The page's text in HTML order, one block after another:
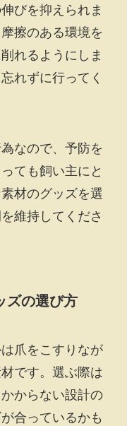
びを抑えられま
擦のある環境を
れるようにしま
れずに行ってく
なので、予防を
ても飼い主にと
材のグッズを選
維持してくださ
ズの選び方
爪をこすりなが
です。選ぶ際は
からない設計の
合っているかも